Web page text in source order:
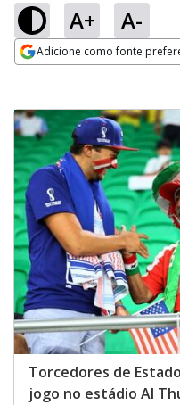
A+ A-
Adicione como fonte
Torcedores de
jogo no estádio Al